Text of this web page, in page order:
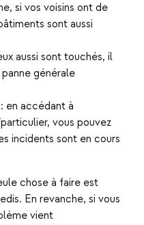
si vos voisins ont de
sont aussi
aussi sont touchés, il
générale
en accédant à
vous pouvez
incidents sont en cours
chose à faire est
En revanche, si vous
vient